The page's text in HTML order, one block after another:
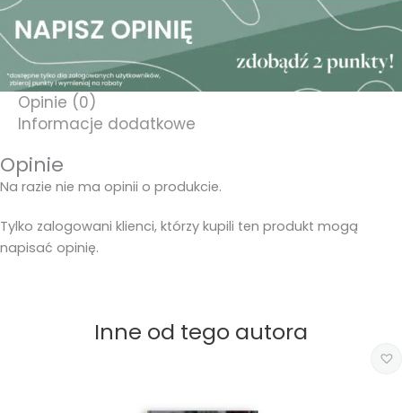
Opinie (0)
Informacje dodatkowe
Opinie
Na razie nie ma opinii o produkcie.
Tylko zalogowani klienci, którzy kupili ten produkt mogą
napisać opinię.
Inne od tego autora